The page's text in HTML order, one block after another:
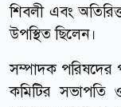
শিবলী এবং
উপস্থিত ছিলেন।
সম্পাদক পরিষদের
কমিটির